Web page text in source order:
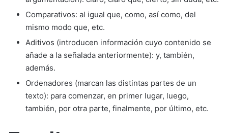
Comparativos: al igual que, como, así como, del
mismo modo que, etc.
Aditivos (introducen información cuyo contenido se
añade a la señalada anteriormente): y, también,
además.
Ordenadores (marcan las distintas partes de un
texto): para comenzar, en primer lugar, luego,
también, por otra parte, finalmente, por último, etc.